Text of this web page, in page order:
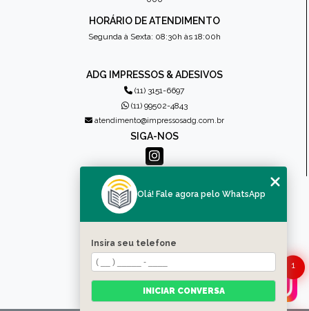
HORÁRIO DE ATENDIMENTO
Segunda à Sexta: 08:30h às 18:00h
ADG IMPRESSOS & ADESIVOS
(11) 3151-6697
(11) 99502-4843
atendimento@impressosadg.com.br
SIGA-NOS
MENU
QUEM SOMOS
PRODUTOS
CONTATO
CATEGORIAS
MAPA DO SITE
1
Olá! Fale agora pelo WhatsApp
Insira seu telefone
INICIAR CONVERSA